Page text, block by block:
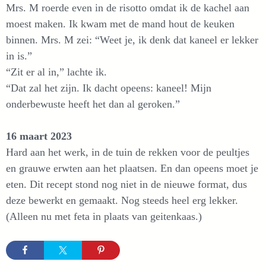
Mrs. M roerde even in de risotto omdat ik de kachel aan
moest maken. Ik kwam met de mand hout de keuken
binnen. Mrs. M zei: “Weet je, ik denk dat kaneel er lekker
in is.”
“Zit er al in,” lachte ik.
“Dat zal het zijn. Ik dacht opeens: kaneel! Mijn
onderbewuste heeft het dan al geroken.”
16 maart 2023
Hard aan het werk, in de tuin de rekken voor de peultjes
en grauwe erwten aan het plaatsen. En dan opeens moet je
eten. Dit recept stond nog niet in de nieuwe format, dus
deze bewerkt en gemaakt. Nog steeds heel erg lekker.
(Alleen nu met feta in plaats van geitenkaas.)